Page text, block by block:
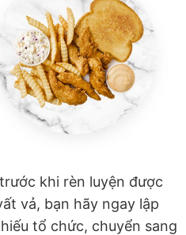
khi rèn luyện được
vả, bạn hãy ngay lập
tổ chức, chuyển sang